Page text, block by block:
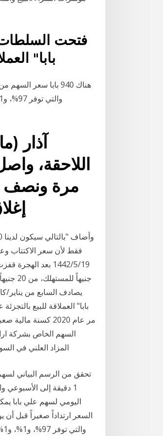
فتحت
بابا"
هناك 940 بابا سعر
اللاحقة،
مرة ونصف
فقط لأن سعر الاكتتاب
يصادف السابع من
مر عام 2020
المزاد العلني في
اليومي لسهم علي بابا